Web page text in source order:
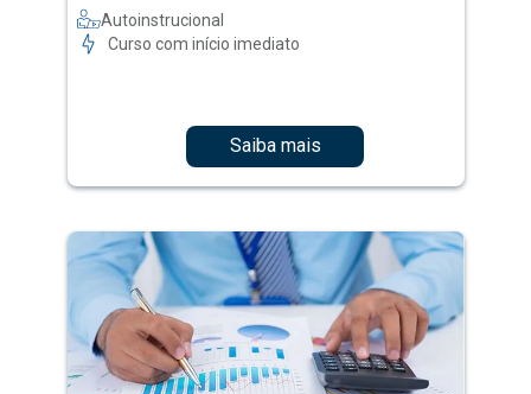
Autoinstrucional
Curso com início imediato
Saiba mais